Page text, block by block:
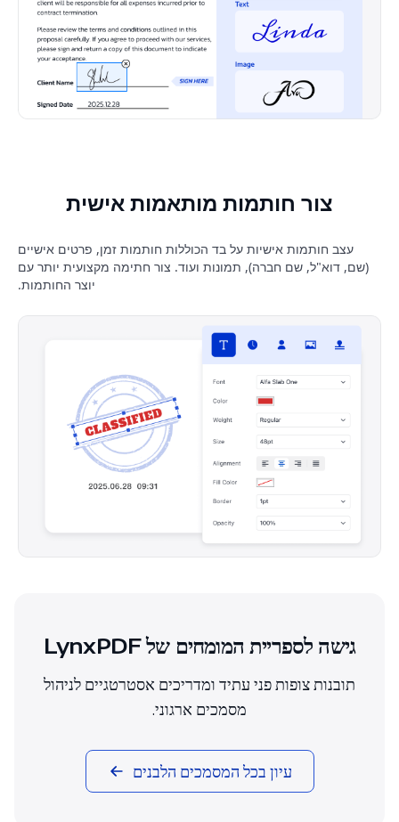
צור חותמות מותאמות אישית
עצב חותמות אישיות על בד הכוללות חותמות זמן, פרטים אישיים
(שם, דוא"ל, שם חברה), תמונות ועוד. צור חתימה מקצועית יותר עם
יוצר החותמות.
גישה לספריית המומחים של LynxPDF
תובנות צופות פני עתיד ומדריכים אסטרטגיים לניהול
מסמכים ארגוני.
עיון בכל המסמכים הלבנים